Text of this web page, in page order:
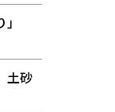
」
土砂